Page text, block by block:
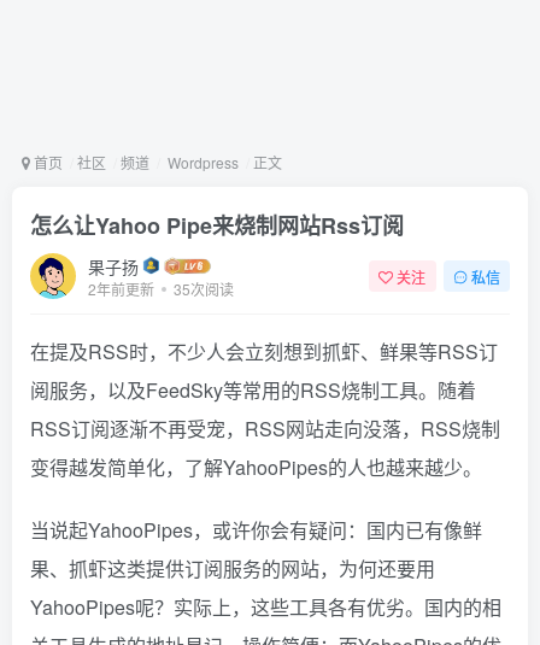
首页 社区 频道 Wordpress 正文
怎么让Yahoo Pipe来烧制网站Rss订阅
果子扬
2年前更新 35次阅读
关注 私信
在提及RSS时，不少人会立刻想到抓虾、鲜果等RSS订
阅服务，以及FeedSky等常用的RSS烧制工具。随着
RSS订阅逐渐不再受宠，RSS网站走向没落，RSS烧制
变得越发简单化，了解YahooPipes的人也越来越少。
当说起YahooPipes，或许你会有疑问：国内已有像鲜
果、抓虾这类提供订阅服务的网站，为何还要用
YahooPipes呢？实际上，这些工具各有优劣。国内的相